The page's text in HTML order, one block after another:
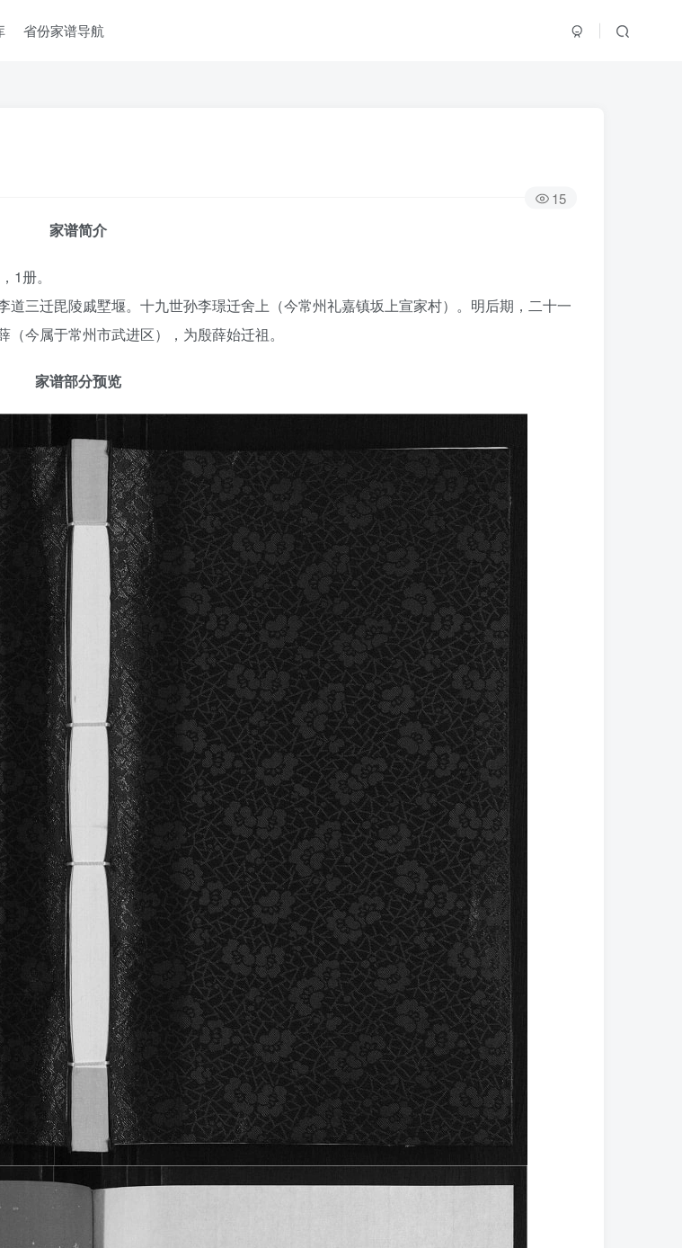
省份家谱导航
15
家谱简介
1册。
三迁毘陵戚墅堰。十九世孙李璟迁舍上（今常州礼嘉镇坂上宣家村）。明后期，二十一
今属于常州市武进区），为殷薛始迁祖。
家谱部分预览